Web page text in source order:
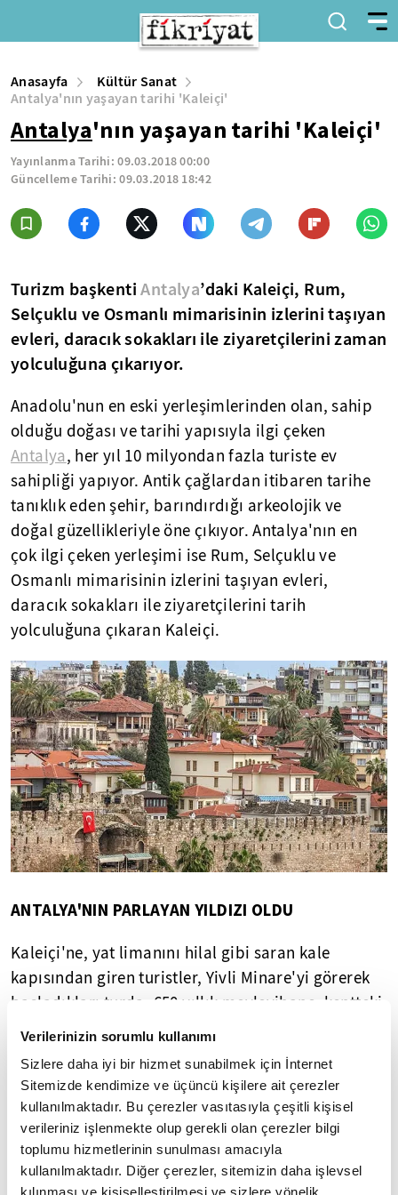
Verilerinizin sorumlu kullanımı
Sizlere daha iyi bir hizmet sunabilmek için İnternet
Sitemizde kendimize ve üçüncü kişilere ait çerezler
kullanılmaktadır. Bu çerezler vasıtasıyla çeşitli kişisel
verileriniz işlenmekte olup gerekli olan çerezler bilgi
toplumu hizmetlerinin sunulması amacıyla
kullanılmaktadır. Diğer çerezler, sitemizin daha işlevsel
Anasayfa
Kültür Sanat
Antalya'nın yaşayan tarihi 'Kaleiçi'
Antalya'nın yaşayan tarihi 'Kaleiçi'
Yayınlanma Tarihi:09.03.2018 00:00
Güncelleme Tarihi:09.03.2018 18:42
Turizm başkentiAntalya’daki Kaleiçi, Rum,
Selçuklu ve Osmanlı mimarisinin izlerini taşıyan
evleri, daracık sokakları ile ziyaretçilerini zaman
yolculuğuna çıkarıyor.
Anadolu'nun en eski yerleşimlerinden olan, sahip
olduğu doğası ve tarihi yapısıyla ilgi çeken
Antalya, her yıl 10 milyondan fazla turiste ev
sahipliği yapıyor. Antik çağlardan itibaren tarihe
tanıklık eden şehir, barındırdığı arkeolojik ve
doğal güzellikleriyle öne çıkıyor. Antalya'nın en
çok ilgi çeken yerleşimi ise Rum, Selçuklu ve
Osmanlı mimarisinin izlerini taşıyan evleri,
daracık sokakları ile ziyaretçilerini tarih
yolculuğuna çıkaran Kaleiçi.
ANTALYA'NIN PARLAYAN YILDIZI OLDU
Kaleiçi'ne, yat limanını hilal gibi saran kale
kapısından giren turistler, Yivli Minare'yi görerek
başladıkları turda, 650 yıllık mevlevihane, kentteki
ilk cami olan Kesik Minare Camii, surlar,
Korunması gereken 127 sur duvarı, burç, cami,
mescit ve kuyu, 356 sivil mimarlık örneği ev, 93
bahçe ve 25 tabiat varlığının bulunduğu Kaleiçi,
son yıllardaki çevre düzenleme ve yenileme